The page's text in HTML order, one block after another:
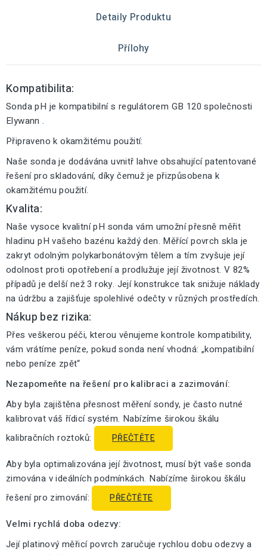
Detaily Produktu
Přílohy
Kompatibilita:
Sonda pH je kompatibilní s regulátorem GB 120 společnosti
Elywann .
Připraveno k okamžitému použití:
Naše sonda je dodávána uvnitř lahve obsahující patentované
řešení pro skladování, díky čemuž je přizpůsobena k
okamžitému použití.
Kvalita:
Naše vysoce kvalitní pH sonda vám umožní přesně měřit
hladinu pH vašeho bazénu každý den. Měřící povrch skla je
zakryt odolným polykarbonátovým tělem a tím zvyšuje její
odolnost proti opotřebení a prodlužuje její životnost. V 82%
případů je delší než 3 roky. Její konstrukce tak snižuje náklady
na údržbu a zajišťuje spolehlivé odečty v různých prostředích.
Nákup bez rizika:
Přes veškerou péči, kterou věnujeme kontrole kompatibility,
vám vrátíme peníze, pokud sonda není vhodná: „kompatibilní
nebo peníze zpět“
Nezapomeňte na řešení pro kalibraci a zazimování:
Aby byla zajištěna přesnost měření sondy, je často nutné
kalibrovat váš řídicí systém. Nabízíme širokou škálu
kalibračních roztoků:
PŘEČTĚTE
Aby byla optimalizována její životnost, musí být vaše sonda
zimována v ideálních podmínkách. Nabízíme širokou škálu
řešení pro zimování:
PŘEČTĚTE
Velmi rychlá doba odezvy:
Její platinový měřicí povrch zaručuje rychlou dobu odezvy a